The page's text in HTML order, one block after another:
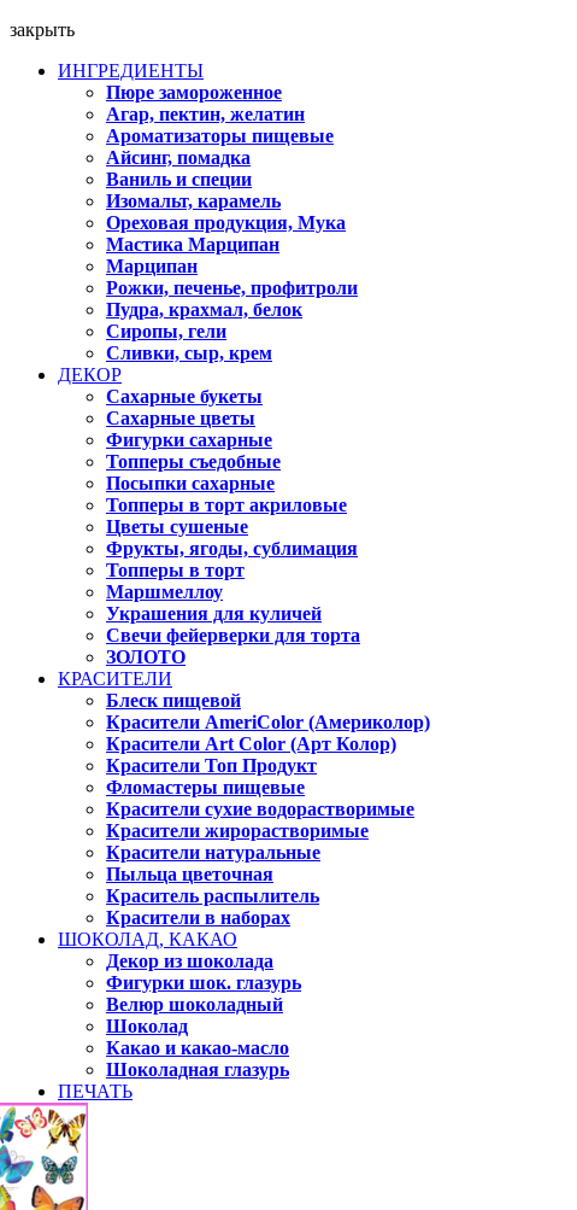
закрыть
ИНГРЕДИЕНТЫ
Пюре замороженное
Агар, пектин, желатин
Ароматизаторы пищевые
Айсинг, помадка
Ваниль и специи
Изомальт, карамель
Ореховая продукция, Мука
Мастика Марципан
Марципан
Рожки, печенье, профитроли
Пудра, крахмал, белок
Сиропы, гели
Сливки, сыр, крем
ДЕКОР
Сахарные букеты
Сахарные цветы
Фигурки сахарные
Топперы съедобные
Посыпки сахарные
Топперы в торт акриловые
Цветы сушеные
Фрукты, ягоды, сублимация
Топперы в торт
Маршмеллоу
Украшения для куличей
Свечи фейерверки для торта
ЗОЛОТО
КРАСИТЕЛИ
Блеск пищевой
Красители AmeriColor (Америколор)
Красители Art Color (Арт Колор)
Красители Топ Продукт
Фломастеры пищевые
Красители сухие водорастворимые
Красители жирорастворимые
Красители натуральные
Пыльца цветочная
Краситель распылитель
Красители в наборах
ШОКОЛАД, КАКАО
Декор из шоколада
Фигурки шок. глазурь
Велюр шоколадный
Шоколад
Какао и какао-масло
Шоколадная глазурь
ПЕЧАТЬ